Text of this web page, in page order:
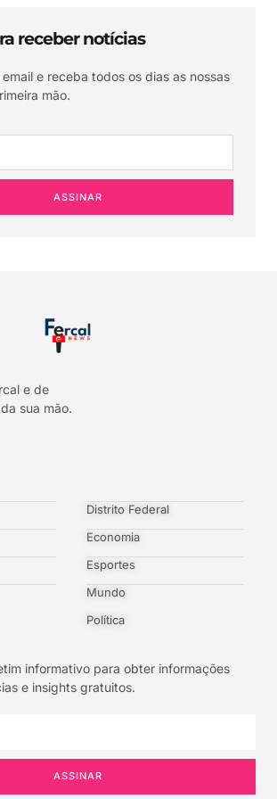
receber notícias
e receba todos os dias as nossas
mão.
ASSINAR
e de
sua mão.
Distrito Federal
Economia
Esportes
Mundo
Política
informativo para obter informações
e insights gratuitos.
ASSINAR